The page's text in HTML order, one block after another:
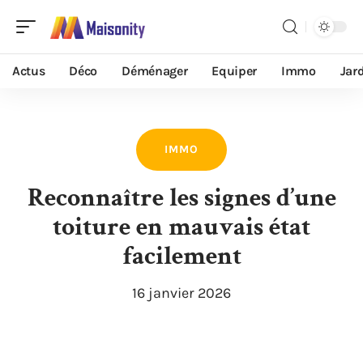
Actus Déco Déménager Equiper Immo
IMMO
Reconnaître les signes d’une
toiture en mauvais état
facilement
16 janvier 2026